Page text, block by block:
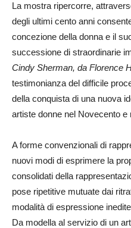
La mostra ripercorre,
degli ultimi cento anni
concezione della donna e il
successione di straordinarie
Cindy Sherman, da Florence
testimonianza del difficile
della conquista di una nuova
artiste donne nel Novecento
A forme convenzionali di
nuovi modi di esprimere la
consolidati della
pose ripetitive mutuate dai
modalità di espressione
Da modella al servizio di un